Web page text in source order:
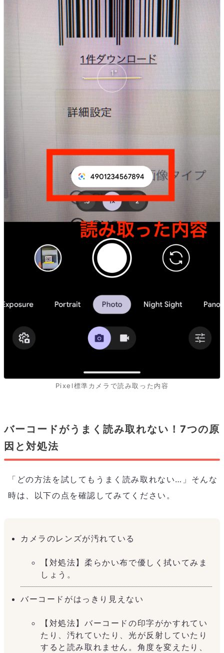
Pixel標準カメラで読み取った内容
バーコードがうまく読み取れない！7つの原
因と対処法
「どの方法を試してもうまく読み取れない…」そんな
時は、以下の点を確認してみてください。
カメラのレンズが汚れている
【対処法】柔らかい布で優しく拭いてみま
しょう。
バーコードがはっきり見えない
【対処法】バーコードの印字がかすれてい
たり、汚れていたり、光が反射していたり
すると読み取れません。角度を変えたり、